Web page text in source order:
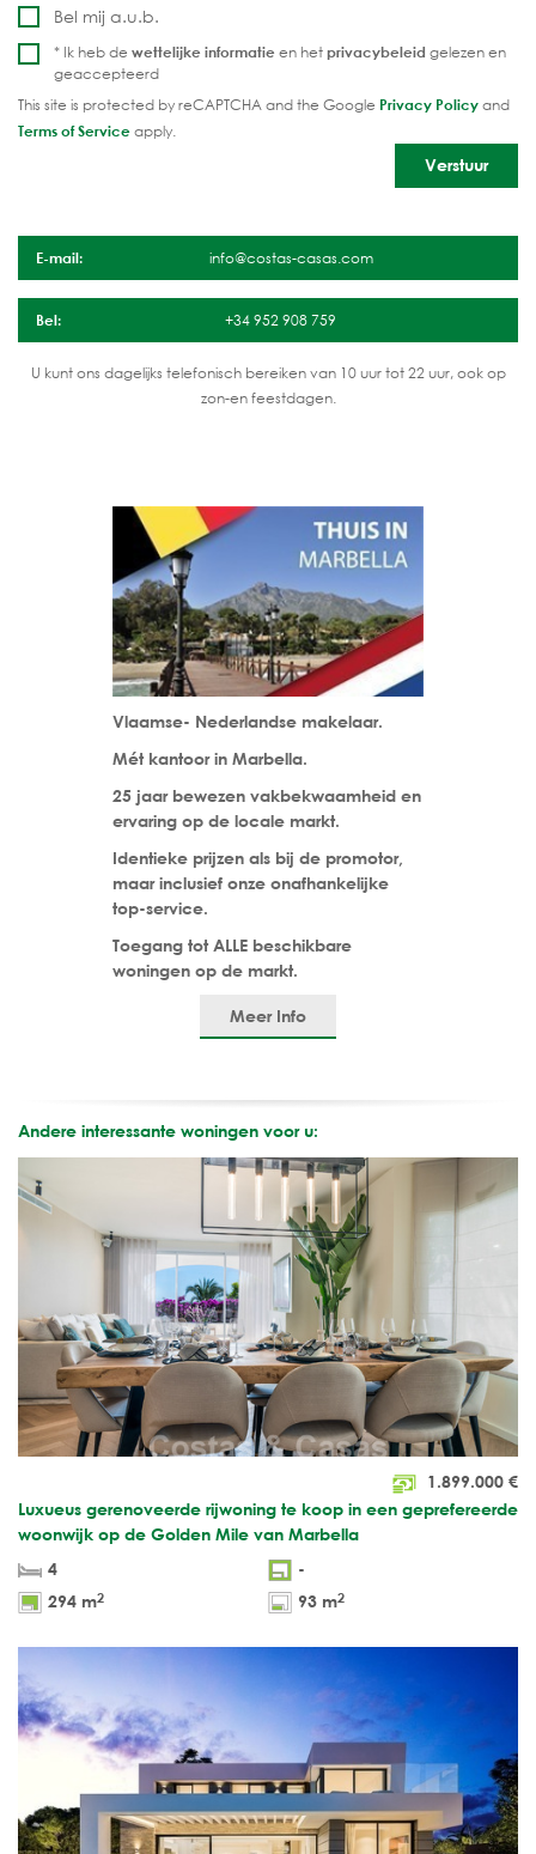
Bel mij a.u.b.
* Ik heb de wettelijke informatie en hetprivacybeleid gelezen en
geaccepteerd
This site is protected by reCAPTCHA and the Google Privacy Policyand
Terms of Serviceapply.
E-mail: info@costas-casas.com
Bel: +34 952 908 759
U kunt ons dagelijks telefonisch bereiken van 10 uur tot 22 uur, ook op
zon-en feestdagen.
Vlaamse- Nederlandse makelaar.
Mét kantoor in Marbella.
25 jaar bewezen vakbekwaamheid en
ervaring op de locale markt.
Identieke prijzen als bij de promotor,
maar inclusief onze onafhankelijke
top-service.
Toegang tot ALLE beschikbare
woningen op de markt.
Meer Info
Andere interessante woningen voor u:
1.899.000 €
Luxueus gerenoveerde rijwoning te koop in een geprefereerde
woonwijk op de Golden Mile van Marbella
4
-
294 m2 93 m2